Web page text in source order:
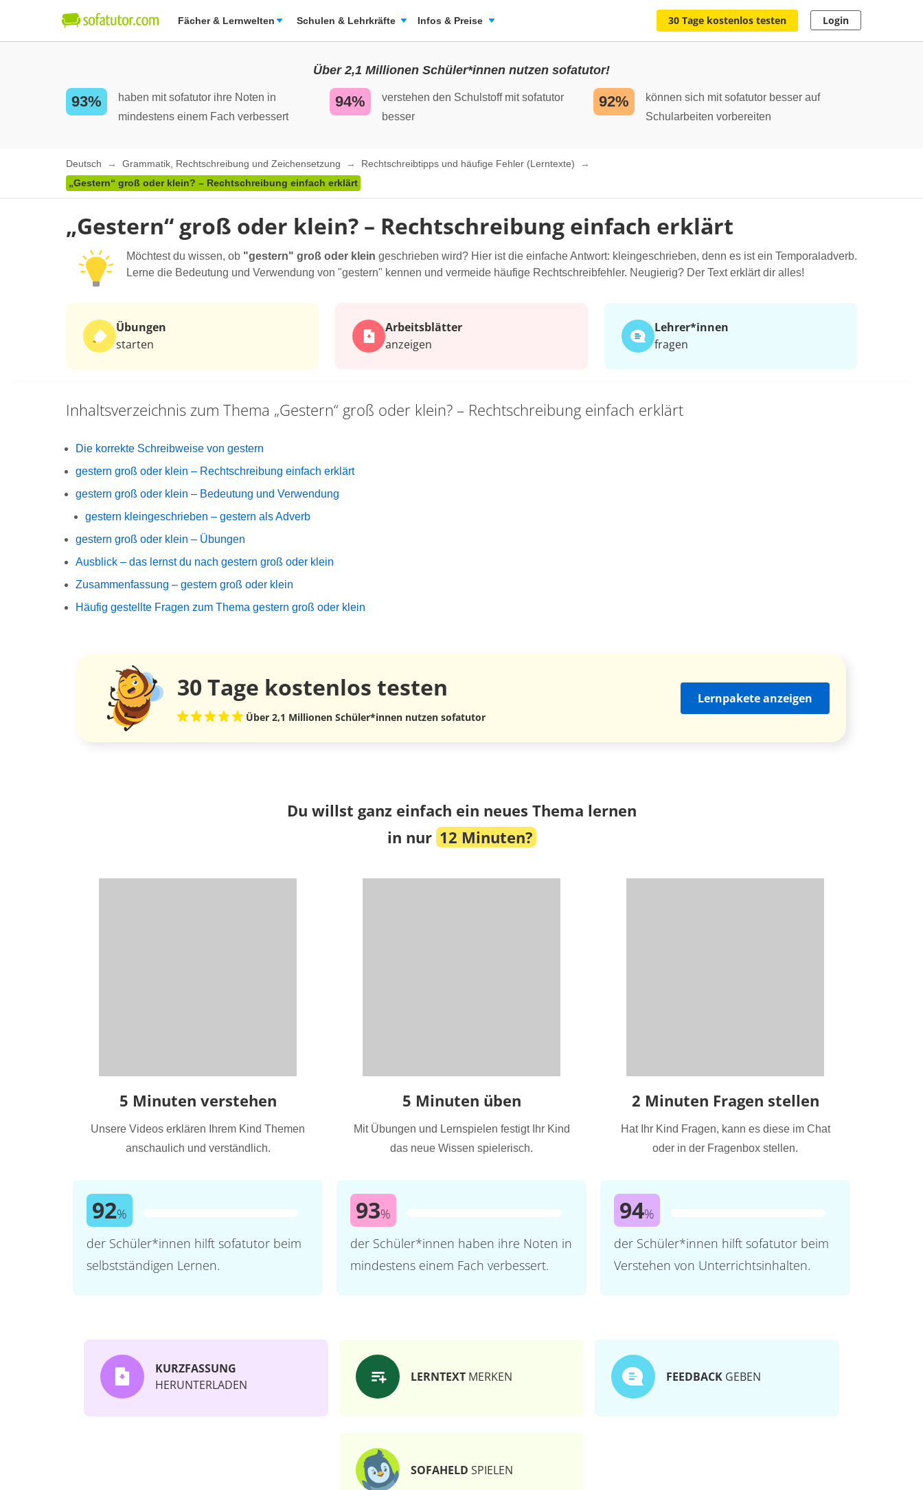
Fächer & Lernwelten Schulen & Lehrkräfte Infos & Preise 30 Tage kostenlos testen Login
Über 2,1 Millionen Schüler*innen nutzen sofatutor!
93%
haben mit sofatutor ihre Noten in
mindestens einem Fach verbessert
94%
verstehen den Schulstoff mit sofatutor
besser
92%
können sich mit sofatutor besser auf
Schularbeiten vorbereiten
Deutsch Grammatik, Rechtschreibung und Zeichensetzung
Rechtschreibtipps und häufige Fehler (Lerntexte)
„Gestern“ groß oder klein? – Rechtschreibung einfach erklärt
„Gestern“ groß oder klein? – Rechtschreibung einfach erklärt
Möchtest du wissen, ob "gestern" groß oder klein geschrieben wird? Hier ist die einfache Antwort: kleingeschrieben, denn es ist ein Temporaladverb.
Lerne die Bedeutung und Verwendung von "gestern" kennen und vermeide häufige Rechtschreibfehler. Neugierig? Der Text erklärt dir alles!
Übungen
starten
Arbeits­blätter
anzeigen
Lehrer*​innen
fragen
Inhaltsverzeichnis zum Thema „Gestern“ groß oder klein? – Rechtschreibung einfach erklärt
Die korrekte Schreibweise von gestern
gestern groß oder klein – Rechtschreibung einfach erklärt
gestern groß oder klein – Bedeutung und Verwendung
gestern kleingeschrieben – gestern als Adverb
gestern groß oder klein – Übungen
Ausblick – das lernst du nach gestern groß oder klein
Zusammenfassung – gestern groß oder klein
Häufig gestellte Fragen zum Thema gestern groß oder klein
30 Tage kostenlos testen
Über 2,1 Millionen Schüler*innen nutzen sofatutor
Lernpakete anzeigen
Du willst ganz einfach ein neues Thema lernen
in nur 12 Minuten?
5 Minuten verstehen
Unsere Videos erklären Ihrem Kind Themen
anschaulich und verständlich.
92%
der Schüler*innen hilft sofatutor beim
selbstständigen Lernen.
5 Minuten üben
Mit Übungen und Lernspielen festigt Ihr Kind
das neue Wissen spielerisch.
93%
der Schüler*innen haben ihre Noten in
mindestens einem Fach verbessert.
2 Minuten Fragen stellen
Hat Ihr Kind Fragen, kann es diese im Chat
oder in der Fragenbox stellen.
94%
der Schüler*innen hilft sofatutor beim
Verstehen von Unterrichtsinhalten.
KURZFASSUNG
HERUNTERLADEN
LERNTEXT MERKEN FEEDBACK GEBEN
SOFAHELD SPIELEN